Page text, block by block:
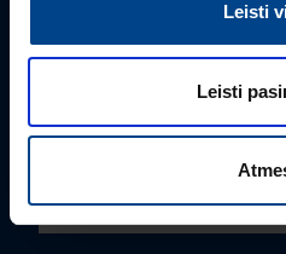
Leisti
Leisti
Pavardė*